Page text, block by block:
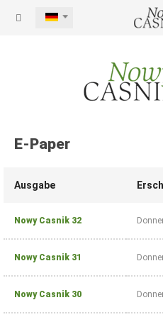
E-Paper
Ausgabe
Nowy Casnik 32
Nowy Casnik 31
Nowy Casnik 30
Zustellung
durch einen
Sprache,
für 26,40 €